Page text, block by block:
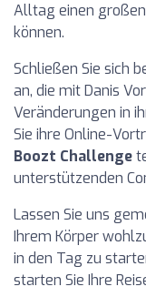
Alltag einen
können.
Schließen Sie sich
an, die mit Danis
Veränderungen in
Sie ihre Online-
Boozt Challenge
unterstützenden
Lassen Sie uns
Ihrem Körper
in den Tag zu
starten Sie Ihre